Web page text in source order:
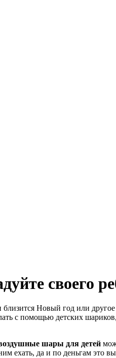
своего
Новый год или
с помощью детских
шары для детей
ехать, да и по деньгам это